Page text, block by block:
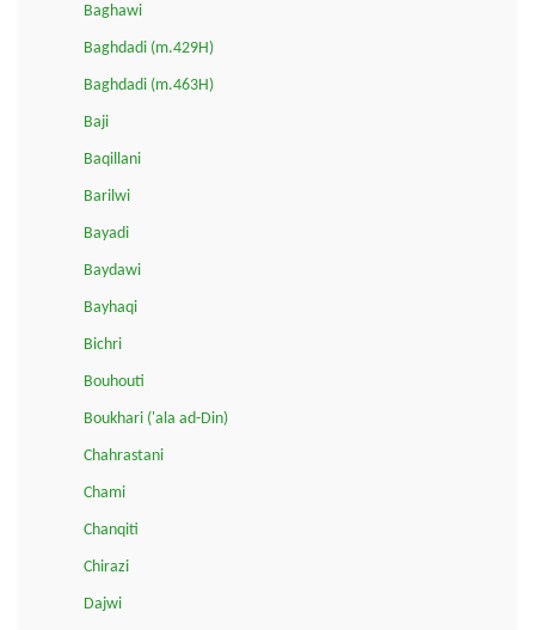
Baghawi
Baghdadi (m.429H)
Baghdadi (m.463H)
Baji
Baqillani
Barilwi
Bayadi
Baydawi
Bayhaqi
Bichri
Bouhouti
Boukhari ('ala ad-Din)
Chahrastani
Chami
Chanqiti
Chirazi
Dajwi